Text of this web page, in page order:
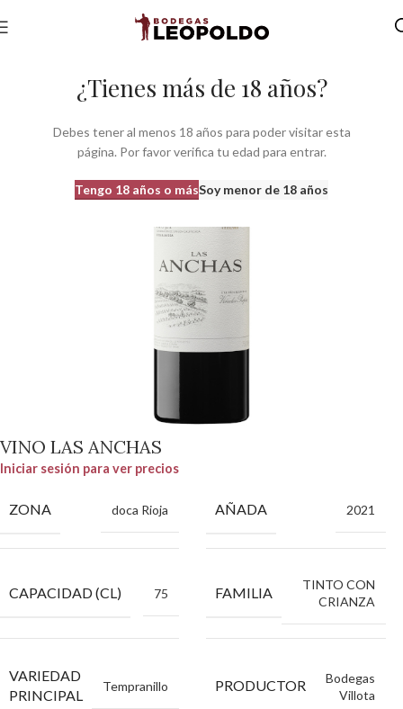
¿Tienes más de 18 años?
Debes tener al menos 18 años para poder visitar esta
página. Por favor verifica tu edad para entrar.
Tengo 18 años o másSoy menor de 18 años
Inicio Bodegas do Rioja
VINO LAS ANCHAS
Iniciar sesión para ver precios
ZONA doca Rioja AÑADA 2021
CAPACIDAD (CL) 75 FAMILIA
TINTO CON
CRIANZA
VARIEDAD
PRINCIPAL
Tempranillo PRODUCTOR
Bodegas
Villota